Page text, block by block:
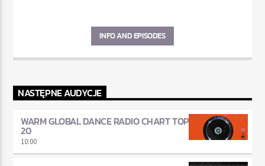
INFO AND EPISODES
NASTĘPNE AUDYCJE
WARM GLOBAL DANCE RADIO CHART TOP
20
10:00